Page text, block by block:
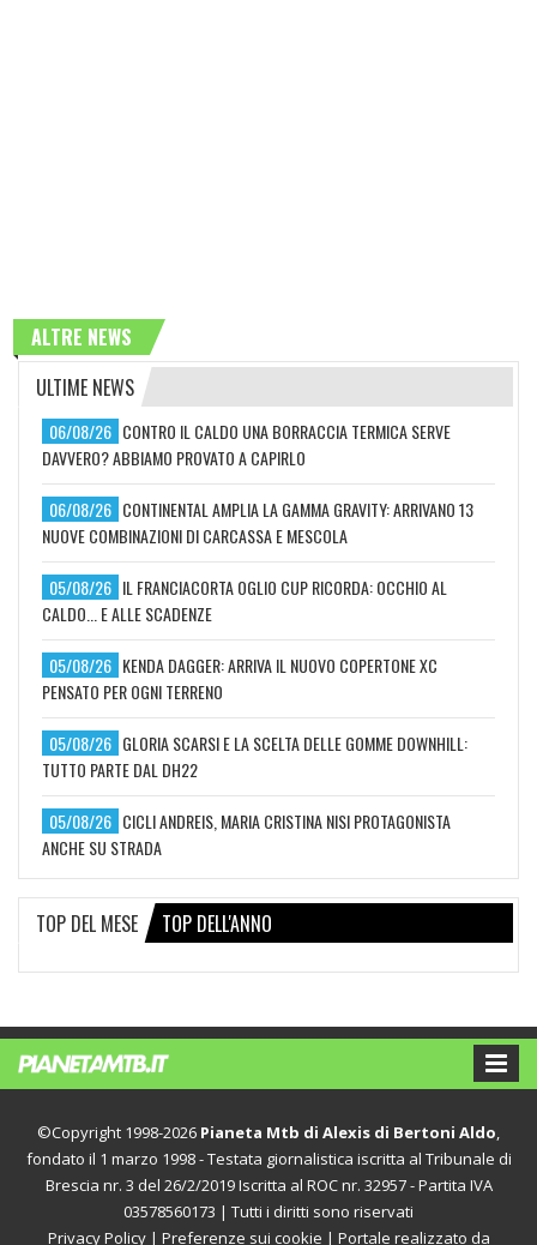
ALTRE NEWS
ULTIME NEWS
06/08/26 CONTRO IL CALDO UNA BORRACCIA TERMICA SERVE
DAVVERO? ABBIAMO PROVATO A CAPIRLO
06/08/26 CONTINENTAL AMPLIA LA GAMMA GRAVITY: ARRIVANO 13
NUOVE COMBINAZIONI DI CARCASSA E MESCOLA
05/08/26 IL FRANCIACORTA OGLIO CUP RICORDA: OCCHIO AL
CALDO... E ALLE SCADENZE
05/08/26 KENDA DAGGER: ARRIVA IL NUOVO COPERTONE XC
PENSATO PER OGNI TERRENO
05/08/26 GLORIA SCARSI E LA SCELTA DELLE GOMME DOWNHILL:
TUTTO PARTE DAL DH22
05/08/26 CICLI ANDREIS, MARIA CRISTINA NISI PROTAGONISTA
ANCHE SU STRADA
TOP DEL MESE TOP DELL'ANNO
©Copyright 1998-2026 Pianeta Mtb di Alexis di Bertoni Aldo
fondato il 1 marzo 1998 - Testata giornalistica iscritta al Tribunale di
Brescia nr. 3 del 26/2/2019 Iscritta al ROC nr. 32957 - Partita IVA
03578560173 | Tutti i diritti sono riservati
Privacy Policy| Preferenze sui cookie | Portale realizzato da